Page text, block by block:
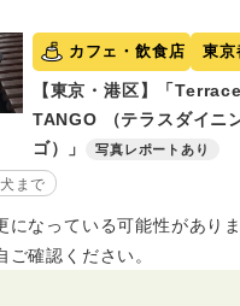
カフェ・飲食店 東京
【東京・港区】「
TANGO （テラスダイニ
ゴ）」
写真レポートあり
まで
なっている可能性がありま
確認ください。